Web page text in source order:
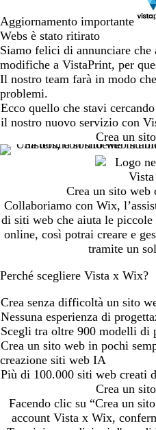
Aggiornamento importante
Webs è stato ritirato
Siamo felici di annunciare che
modifiche a VistaPrint, per
Il nostro team farà in modo
problemi.
Ecco quello che stavi
il nostro nuovo servizio con
Crea un
Crea un sito web
Collaboriamo con Wix,
di siti web che aiuta le piccole
online, così potrai creare e
tramite un
Perché scegliere Vista x Wix?
Crea senza difficoltà un sito
Nessuna esperienza di
Scegli tra oltre 900 modelli di
Crea un sito web in pochi
creazione siti web IA
Più di 100.000 siti web creati
Crea un
Facendo clic su “Crea un
account Vista x Wix,